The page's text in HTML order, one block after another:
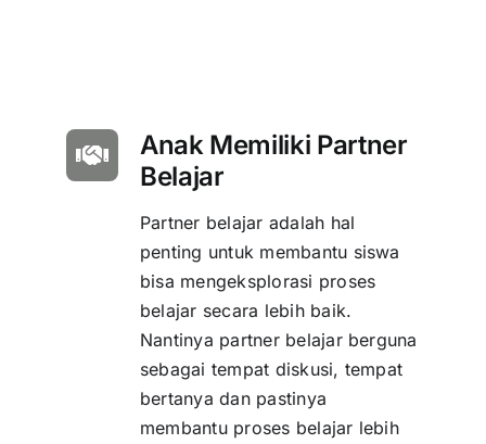
Anak Memiliki Partner
Belajar
Partner belajar adalah hal
penting untuk membantu siswa
bisa mengeksplorasi proses
belajar secara lebih baik.
Nantinya partner belajar berguna
sebagai tempat diskusi, tempat
bertanya dan pastinya
membantu proses belajar lebih